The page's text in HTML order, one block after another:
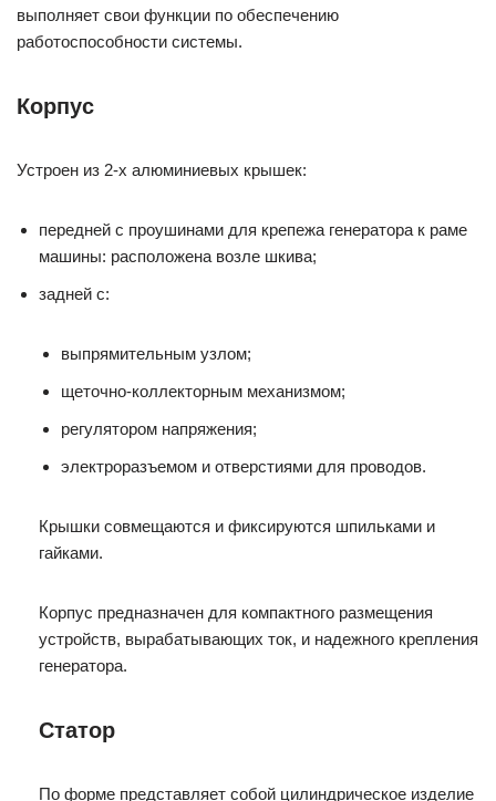
выполняет свои функции по обеспечению
работоспособности системы.
Корпус
Устроен из 2-х алюминиевых крышек:
передней с проушинами для крепежа генератора к раме
машины: расположена возле шкива;
задней с:
выпрямительным узлом;
щеточно-коллекторным механизмом;
регулятором напряжения;
электроразъемом и отверстиями для проводов.
Крышки совмещаются и фиксируются шпильками и
гайками.
Корпус предназначен для компактного размещения
устройств, вырабатывающих ток, и надежного крепления
генератора.
Статор
По форме представляет собой цилиндрическое изделие